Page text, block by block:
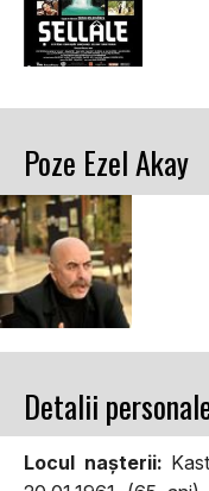
Poze Ezel Akay
Detalii
Locul naşterii: